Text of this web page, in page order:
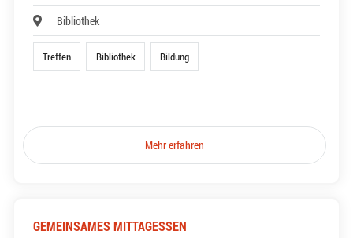
Bibliothek
Treffen Bibliothek Bildung
Mehr erfahren
GEMEINSAMES MITTAGESSEN